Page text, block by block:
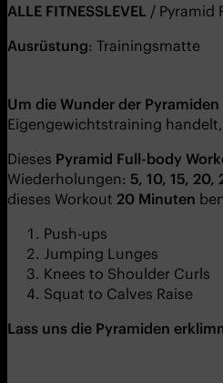
ALLE FITNESSLEVEL / Pyramid
Ausrüstung: Trainingsmatte
Um die Wunder der
Eigengewichtstraining
Dieses Pyramid Full-body
Wiederholungen: 5, 10, 15, 20,
dieses Workout 20 Minuten
Push-ups
Jumping Lunges
Knees to Shoulder Curls
Squat to Calves Raise
Lass uns die Pyramiden